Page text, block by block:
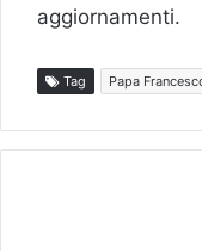
aggiornamenti.
Tag Papa